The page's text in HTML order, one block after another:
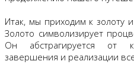
Итак, мы приходим к золоту
Золото символизирует
Он абстрагируется от
завершения и реализации